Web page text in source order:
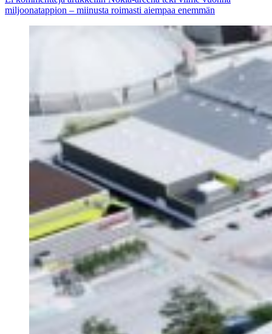
miljoonatappion – miinusta roimasti aiempaa enemmän